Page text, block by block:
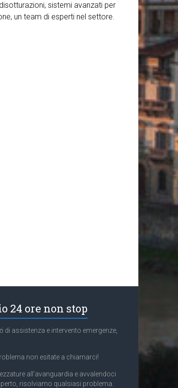
sistemi avanzati per
un team di esperti nel settore.
24 ore non stop
di assistenza e intervento emergenze,
non esitate a chiamarci!
all’avanguardia e avvalendoci
risolviamo qualsiasi problema.